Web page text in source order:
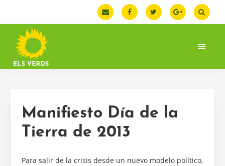
primary
navigation
main
content
ELS
VALENCIÀ
Els
País
Valencià
Manifiesto Día de la
Tierra de 2013
Para salir de la crisis desde un nuevo modelo político,